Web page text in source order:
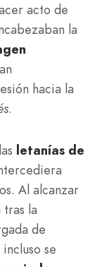
acto de
la
hacia la
.
letanías de
Al alcanzar
la
de
se